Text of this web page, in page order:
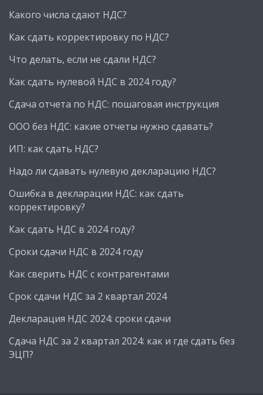
Какого числа сдают НДС?
Как сдать корректировку по НДС?
Что делать, если не сдали НДС?
Как сдать нулевой НДС в 2024 году?
Сдача отчета по НДС: пошаговая инструкция
ООО без НДС: какие отчеты нужно сдавать?
ИП: как сдать НДС?
Надо ли сдавать нулевую декларацию НДС?
Ошибка в декларации НДС: как сдать
корректировку?
Как сдать НДС в 2024 году?
Сроки сдачи НДС в 2024 году
Как сверить НДС с контрагентами
Cрок сдачи НДС за 2 квартал 2024
Декларация НДС 2024: сроки сдачи
Cдача НДС за 2 квартал 2024: как и где сдать без
ЭЦП?